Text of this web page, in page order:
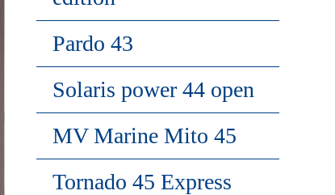
Pardo 43
Solaris power 44 open
MV Marine Mito 45
Tornado 45 Express